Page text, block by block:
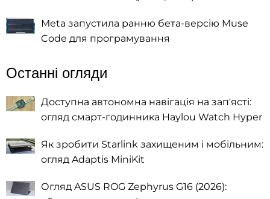
Meta запустила ранню бета-версію Muse
Code для програмування
Останні огляди
Доступна автономна навігація на зап'ясті:
огляд смарт-годинника Haylou Watch Hyper
Як зробити Starlink захищеним і мобільним:
огляд Adaptis MiniKit
Огляд ASUS ROG Zephyrus G16 (2026):